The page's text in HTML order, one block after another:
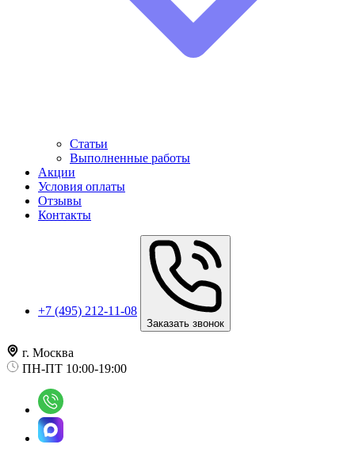
Статьи
Выполненные работы
Акции
Условия оплаты
Отзывы
Контакты
+7 (495) 212-11-08
Заказать звонок
г. Москва
ПН-ПТ 10:00-19:00